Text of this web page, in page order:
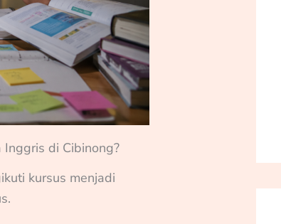
Inggris di Cibinong?
kursus menjadi